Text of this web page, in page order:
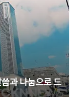
과 나눔으로 드